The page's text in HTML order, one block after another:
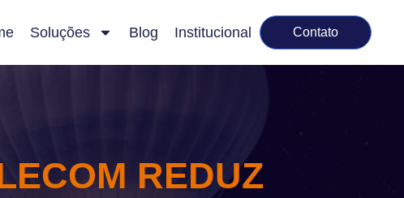
Soluções Blog Institucional Contato
REDUZ